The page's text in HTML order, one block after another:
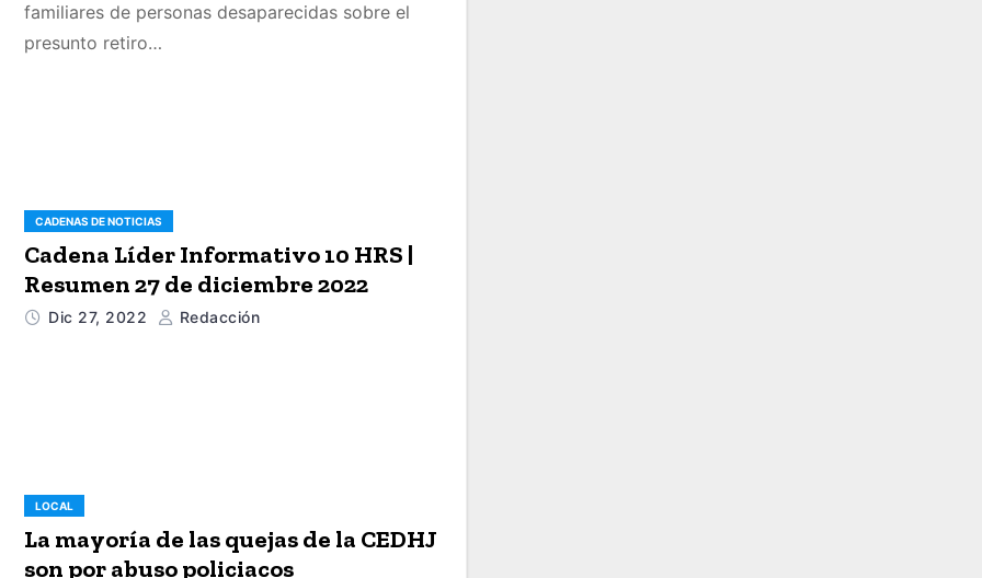
familiares de personas desaparecidas sobre el
presunto retiro…
CADENAS DE NOTICIAS
Cadena Líder Informativo 10 HRS |
Resumen 27 de diciembre 2022
Dic 27, 2022 Redacción
LOCAL
La mayoría de las quejas de la CEDHJ
son por abuso policiacos